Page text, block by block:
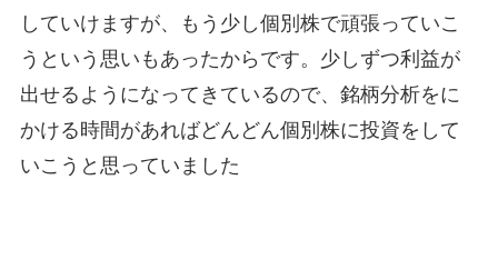
していけますが、もう少し個別株で頑張っていこ
うという思いもあったからです。少しずつ利益が
出せるようになってきているので、銘柄分析をに
かける時間があればどんどん個別株に投資をして
いこうと思っていました